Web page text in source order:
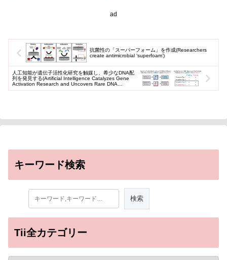
ad
抗菌性の「スーパーフォーム」を作成(Researchers
create antimicrobial ‘superfoam’)
人工知能が遺伝子活性化研究を触媒し、希少なDNA配
列を発見する(Artificial Intelligence Catalyzes Gene
Activation Research and Uncovers Rare DNA
Sequences)
キーワード検索
Tii全カテゴリー